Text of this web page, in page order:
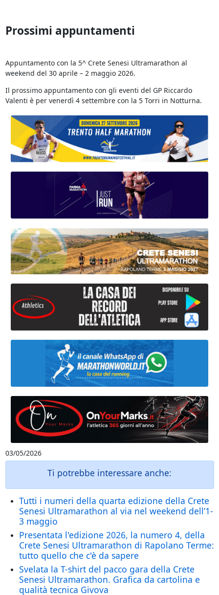
Prossimi appuntamenti
Appuntamento con la 5^ Crete Senesi Ultramarathon al
weekend del 30 aprile – 2 maggio 2026.
Il prossimo appuntamento con gli eventi del GP Riccardo
Valenti è per venerdì 4 settembre con la 5 Torri in Notturna.
03/05/2026
Ti potrebbe interessare anche:
Tutti i numeri della quarta edizione della Crete
Senesi Ultramarathon al via nel weekend dell’1-
3 maggio
Presentata l'edizione 2026, la numero 4, della
Crete Senesi Ultramarathon di Rapolano Terme:
tutto quello che c'è da sapere
Svelata la T-shirt del pacco gara della Crete
Senesi Ultramarathon. Grafica da cartolina e
qualità tecnica Givova